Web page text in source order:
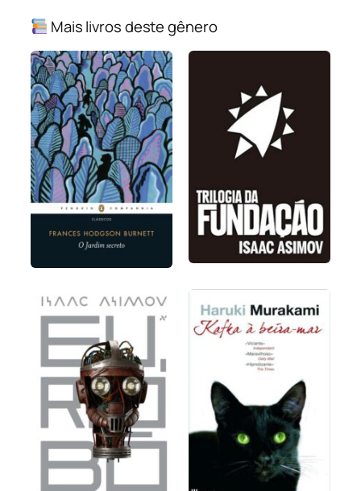
Mais livros deste gênero